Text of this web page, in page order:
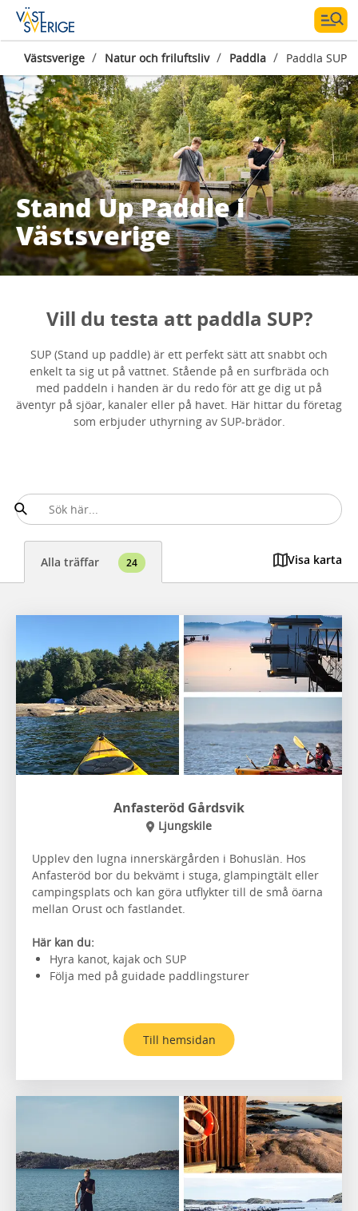
Västsverige / Natur och friluftsliv / Paddla / Paddla SUP
Stand Up Paddle i
Västsverige
Vill du testa att paddla SUP?
SUP (Stand up paddle) är ett perfekt sätt att snabbt och
enkelt ta sig ut på vattnet. Stående på en surfbräda och
med paddeln i handen är du redo för att ge dig ut på
äventyr på sjöar, kanaler eller på havet. Här hittar du företag
som erbjuder uthyrning av SUP-brädor.
Alla träffar 24 Visa karta
Anfasteröd Gårdsvik
Ljungskile
Upplev den lugna innerskärgården i Bohuslän. Hos
Anfasteröd bor du bekvämt i stuga, glampingtält eller
campingsplats och kan göra utflykter till de små öarna
mellan Orust och fastlandet.
Här kan du:
Hyra kanot, kajak och SUP
Följa med på guidade paddlingsturer
Till hemsidan